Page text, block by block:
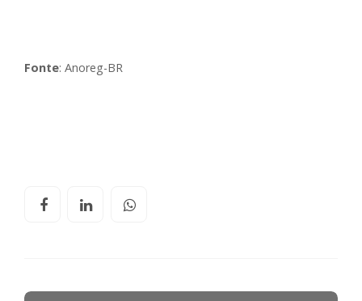
Fonte: Anoreg-BR